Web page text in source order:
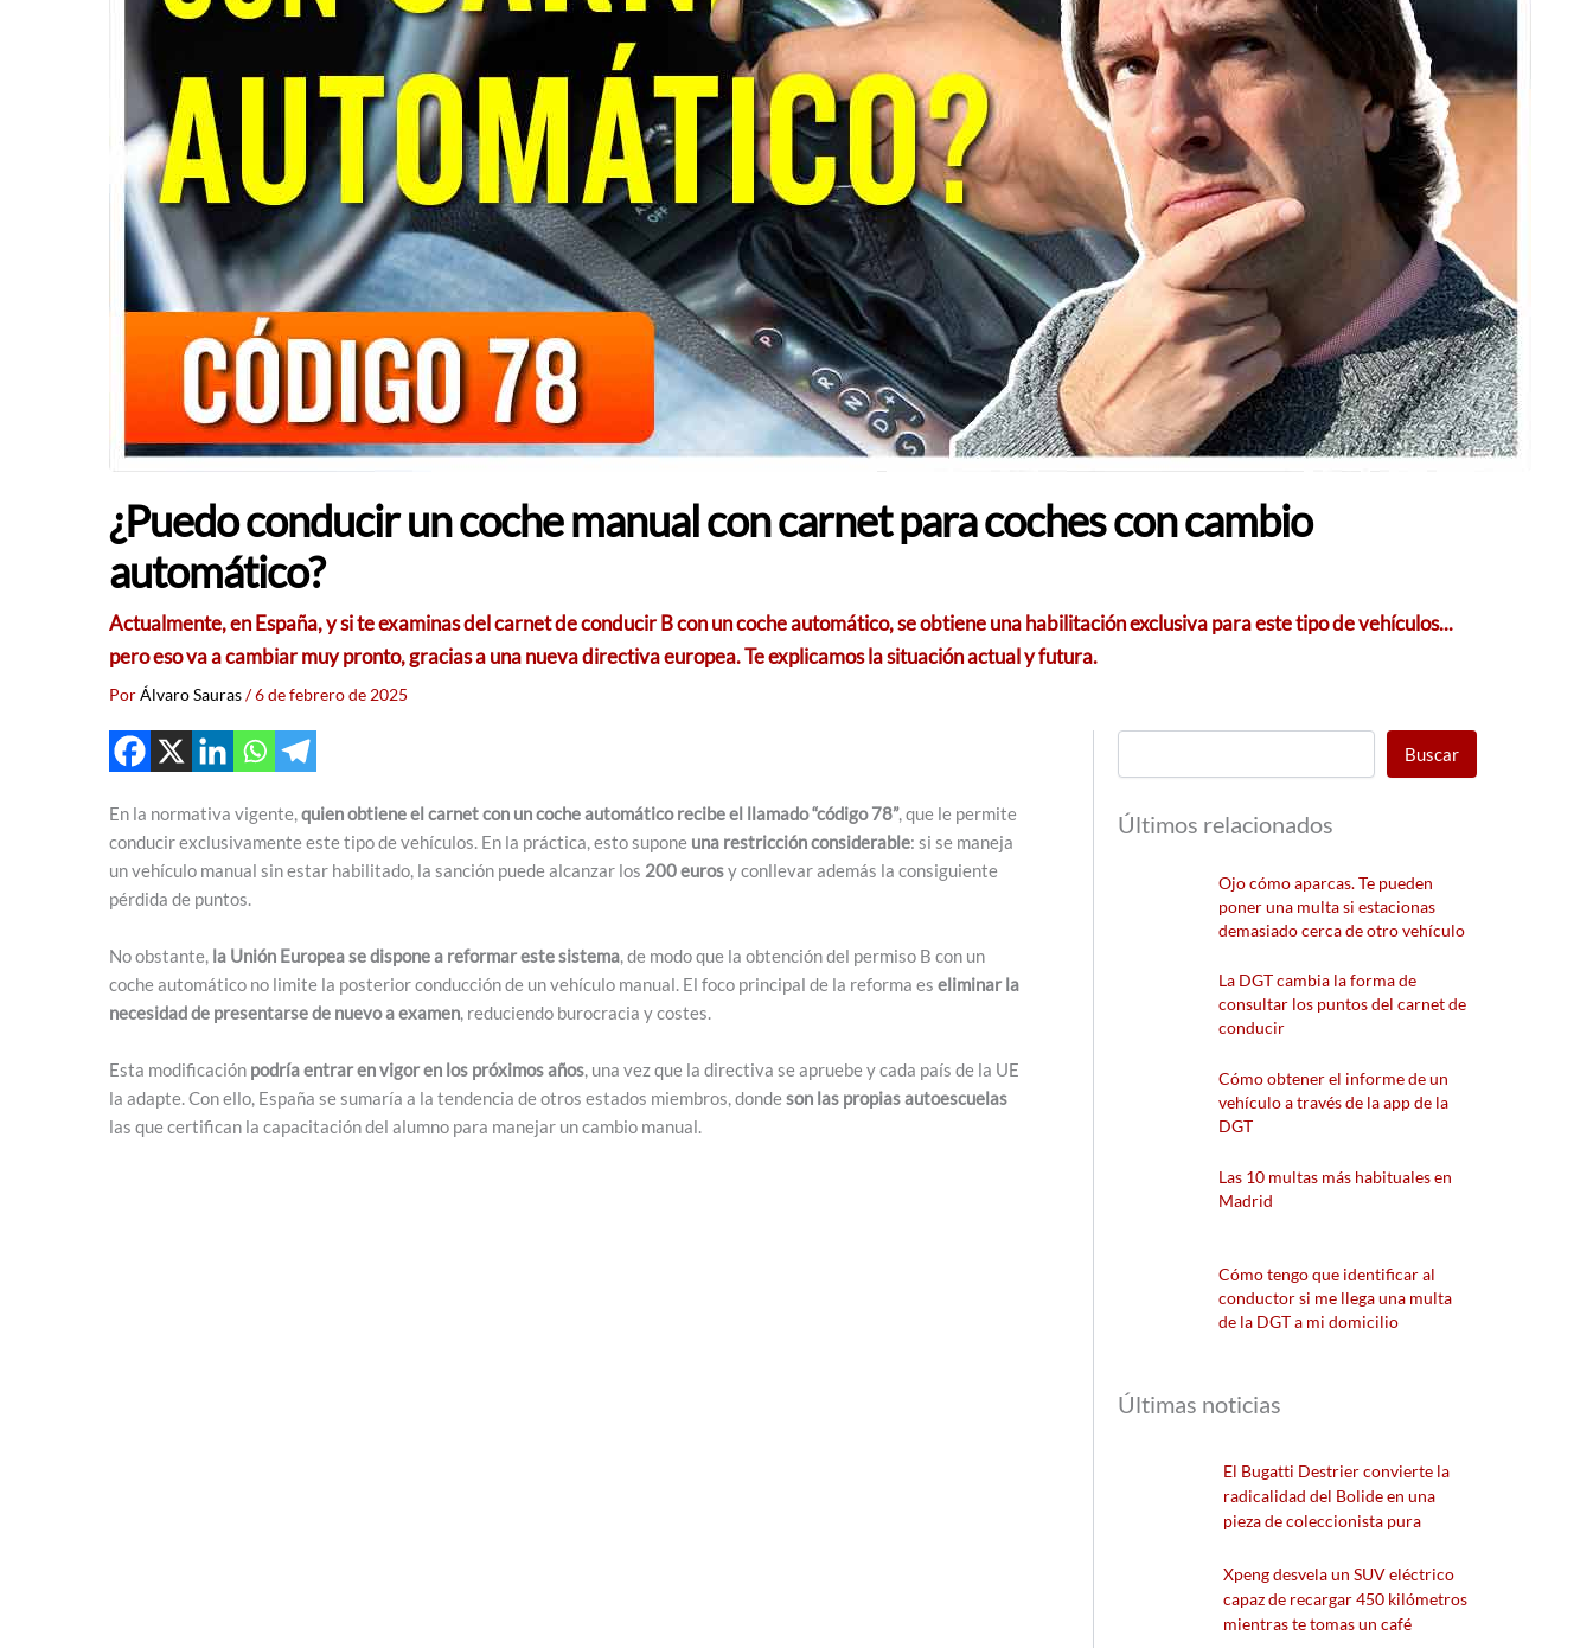
¿Puedo conducir un coche manual con carnet para coches con cambio
automático?
Actualmente, en España, y si te examinas del carnet de conducir B con un coche automático, se obtiene una habilitación exclusiva para este tipo de vehículos...
pero eso va a cambiar muy pronto, gracias a una nueva directiva europea. Te explicamos la situación actual y futura.
PorÁlvaro Sauras/6 de febrero de 2025
En la normativa vigente, quien obtiene el carnet con un coche automático recibe el llamado “código 78”, que le permite
conducir exclusivamente este tipo de vehículos. En la práctica, esto supone una restricción considerable: si se maneja
un vehículo manual sin estar habilitado, la sanción puede alcanzar los 200 eurosy conllevar además la consiguiente
pérdida de puntos.
No obstante, la Unión Europea se dispone a reformar este sistema , de modo que la obtención del permiso B con un
coche automático no limite la posterior conducción de un vehículo manual. El foco principal de la reforma es eliminar la
necesidad de presentarse de nuevo a examen , reduciendo burocracia y costes.
Esta modificación podría entrar en vigor en los próximos años , una vez que la directiva se apruebe y cada país de la UE
la adapte. Con ello, España se sumaría a la tendencia de otros estados miembros, dondeson las propias autoescuelas
las que certifican la capacitación del alumno para manejar un cambio manual.
Buscar
Últimos relacionados
Ojo cómo aparcas. Te pueden
poner una multa si estacionas
demasiado cerca de otro vehículo
La DGT cambia la forma de
consultar los puntos del carnet de
conducir
Cómo obtener el informe de un
vehículo a través de la app de la
DGT
Las 10 multas más habituales en
Madrid
Cómo tengo que identificar al
conductor si me llega una multa
de la DGT a mi domicilio
Últimas noticias
El Bugatti Destrier convierte la
radicalidad del Bolide en una
pieza de coleccionista pura
Xpeng desvela un SUV eléctrico
capaz de recargar 450 kilómetros
mientras te tomas un café